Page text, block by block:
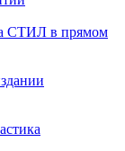
СТИЛ в прямом